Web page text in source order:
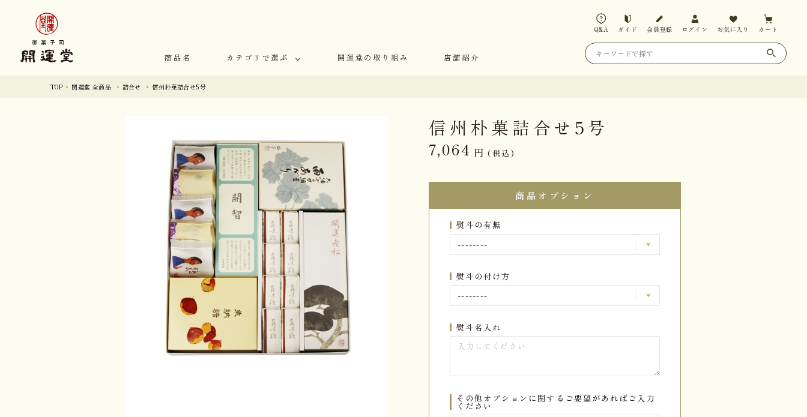
商品名 カテゴリで選ぶ 開運堂の取り組み 店舗紹介
Q&A ガイド 会員登録 ログイン お気に入り カート
TOP 開運堂 全商品 詰合せ 信州朴菓詰合せ5号
信州朴菓詰合せ5号
7,064 円 (税込)
商品オプション
熨斗の有無
熨斗の付け方
熨斗名入れ
その他オプションに関するご要望があればご入力
ください